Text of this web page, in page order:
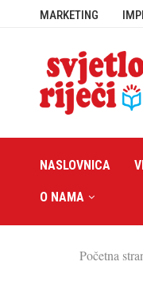
MARKETING
NASLOVNICA
O NAMA
Početna